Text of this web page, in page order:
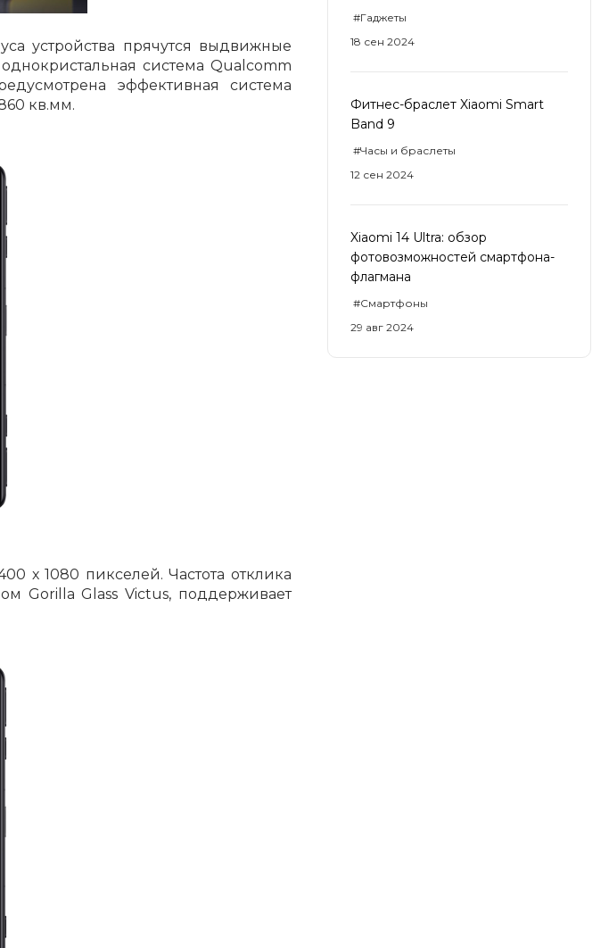
вопросы?
02-51
#Гаджеты
18 сен 2024
Фитнес-браслет Xiaomi Smart
Band 9
#Часы и браслеты
12 сен 2024
Xiaomi 14 Ultra: обзор
фотовозможностей смартфона-
флагмана
#Смартфоны
29 авг 2024
устройства прячутся выдвижные
система Qualcomm
эффективная система
кв.мм.
х 1080 пикселей. Частота отклика
Gorilla Glass Victus, поддерживает